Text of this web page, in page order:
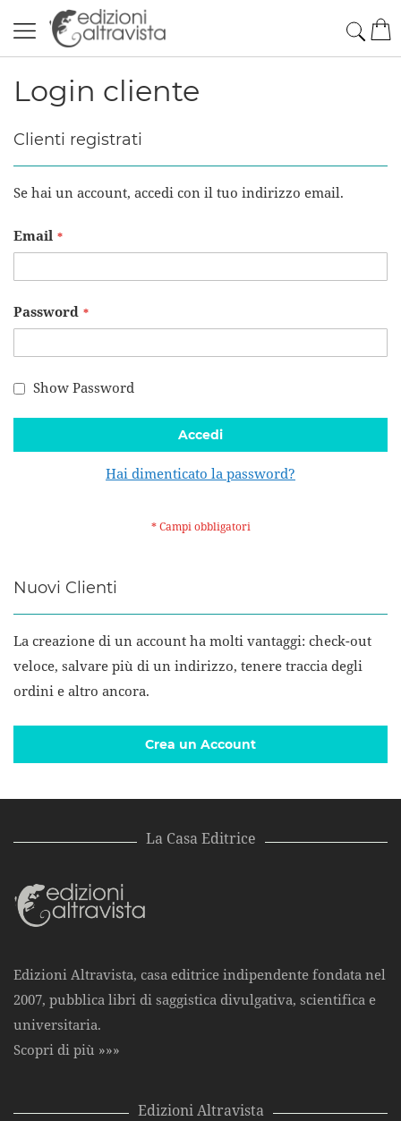
al
contenuto
Login cliente
Clienti registrati
Se hai un account, accedi con il tuo indirizzo email.
Email
Password
Show Password
Accedi
Hai dimenticato la password?
Nuovi Clienti
La creazione di un account ha molti vantaggi: check-out
veloce, salvare più di un indirizzo, tenere traccia degli
ordini e altro ancora.
Crea un Account
La Casa Editrice
Edizioni Altravista, casa editrice indipendente fondata nel
2007, pubblica libri di saggistica divulgativa, scientifica e
universitaria.
Scopri di più »»»
Edizioni Altravista